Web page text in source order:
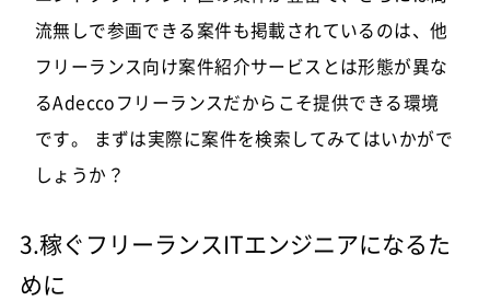
流無しで参画できる案件も掲載されているのは、他
フリーランス向け案件紹介サービスとは形態が異な
るAdeccoフリーランスだからこそ提供できる環境
です。 まずは実際に案件を検索してみてはいかがで
しょうか？
3.稼ぐフリーランスITエンジニアになるた
めに